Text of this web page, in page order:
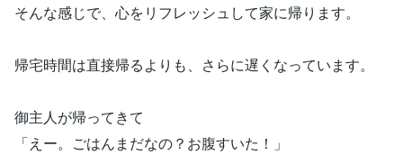
そんな感じで、心をリフレッシュして家に帰ります。
帰宅時間は直接帰るよりも、さらに遅くなっています。
御主人が帰ってきて
「えー。ごはんまだなの？お腹すいた！」